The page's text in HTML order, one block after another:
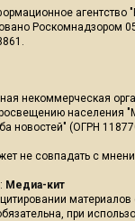
агентство
Роскомнадзором
некоммерческая
населения
новостей" (ОГРН
не совпадать с
Медиа-кит
при